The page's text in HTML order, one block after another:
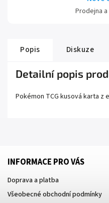
Prodejna
Popis Diskuze
Detailní popis
Pokémon TCG kusová karta z
INFORMACE PRO VÁS
Doprava a platba
Všeobecné obchodní podmínky